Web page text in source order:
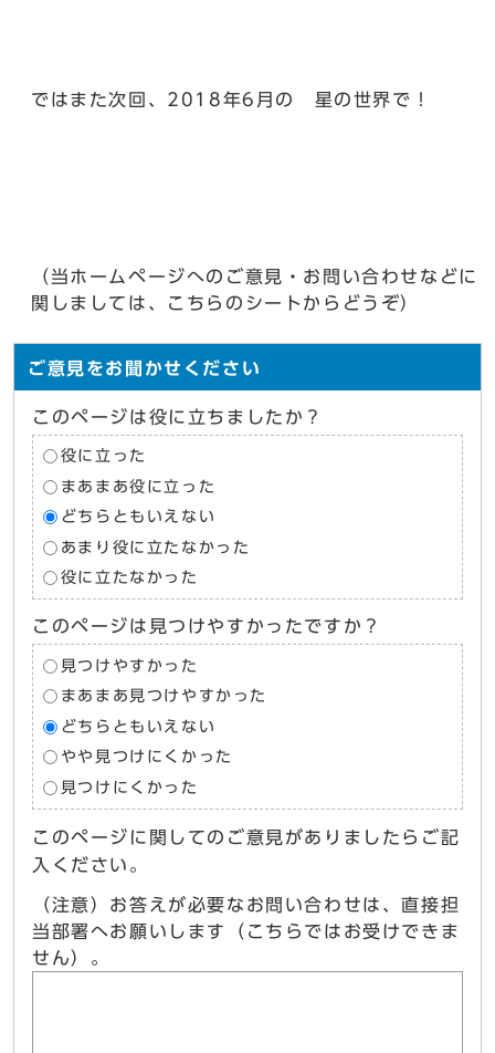
ではまた次回、2018年6月の 星の世界で！
（当ホームページへのご意見・お問い合わせなどに
関しましては、こちらのシートからどうぞ）
ご意見をお聞かせください
このページは役に立ちましたか？
役に立った
まあまあ役に立った
どちらともいえない
あまり役に立たなかった
役に立たなかった
このページは見つけやすかったですか？
見つけやすかった
まあまあ見つけやすかった
どちらともいえない
やや見つけにくかった
見つけにくかった
このページに関してのご意見がありましたらご記
入ください。
（注意）お答えが必要なお問い合わせは、直接担
当部署へお願いします（こちらではお受けできま
せん）。